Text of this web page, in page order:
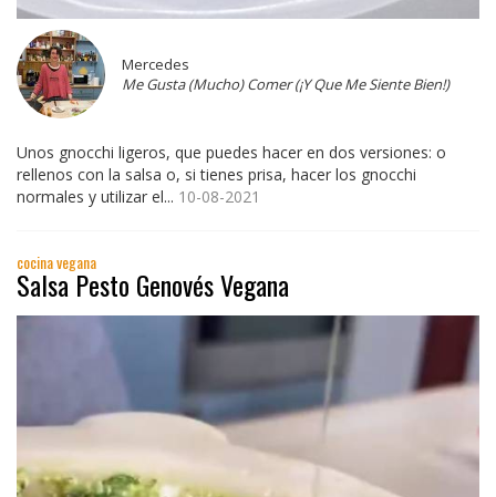
Mercedes
Me Gusta (Mucho) Comer (¡Y Que Me Siente Bien!)
Unos gnocchi ligeros, que puedes hacer en dos versiones: o
rellenos con la salsa o, si tienes prisa, hacer los gnocchi
normales y utilizar el... 10-08-2021
cocina vegana
Salsa Pesto Genovés Vegana